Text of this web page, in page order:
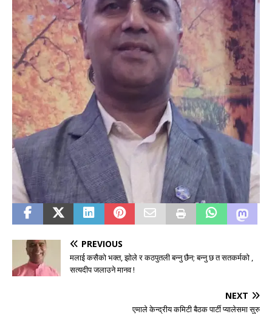
PREVIOUS
मलाई कसैको भक्त, झोले र कठपुतली बन्नु छैन; बन्नु छ त सतकर्मको ,
सत्यदीप जलाउने मानव !
NEXT
एमाले केन्द्रीय कमिटी बैठक पार्टी प्यालेसमा सुरु